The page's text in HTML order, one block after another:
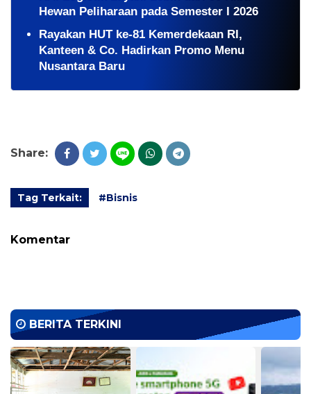
Hewan Peliharaan pada Semester I 2026
Rayakan HUT ke-81 Kemerdekaan RI,
Kanteen & Co. Hadirkan Promo Menu
Nusantara Baru
Share:
Tag Terkait: #Bisnis
Komentar
BERITA TERKINI